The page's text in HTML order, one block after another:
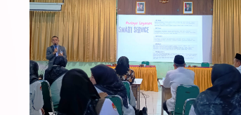
No Comments